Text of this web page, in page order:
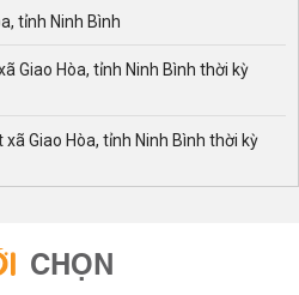
tỉnh Ninh Bình
Giao Hòa, tỉnh Ninh Bình thời kỳ
Giao Hòa, tỉnh Ninh Bình thời kỳ
CHỌN